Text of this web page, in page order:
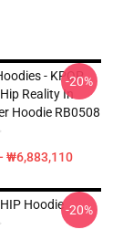
- KPOP
Reality In
Hoodie RB0508
₩6,883,110
-20%
Hoodie-20%